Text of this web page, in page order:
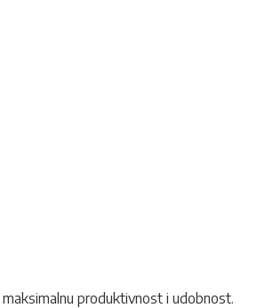
produktivnost i udobnost.